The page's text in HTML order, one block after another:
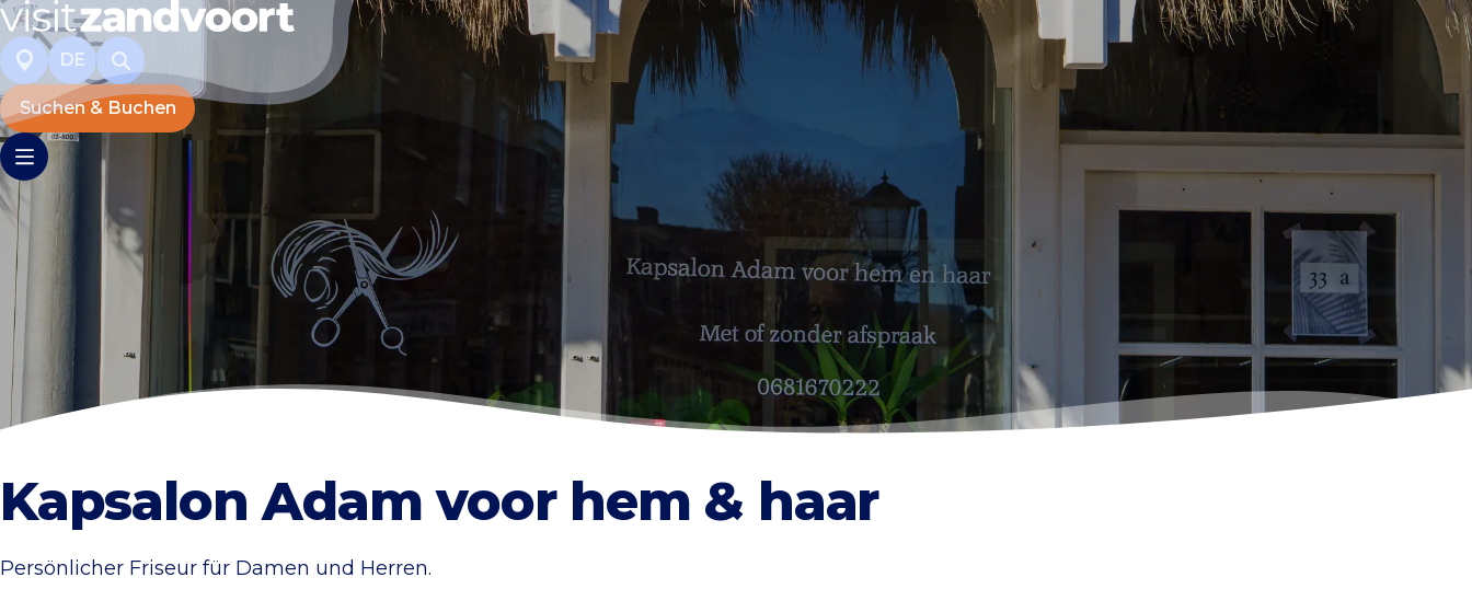
DE
Suchen & Buchen
Kapsalon Adam voor hem & haar
Persönlicher Friseur für Damen und Herren.